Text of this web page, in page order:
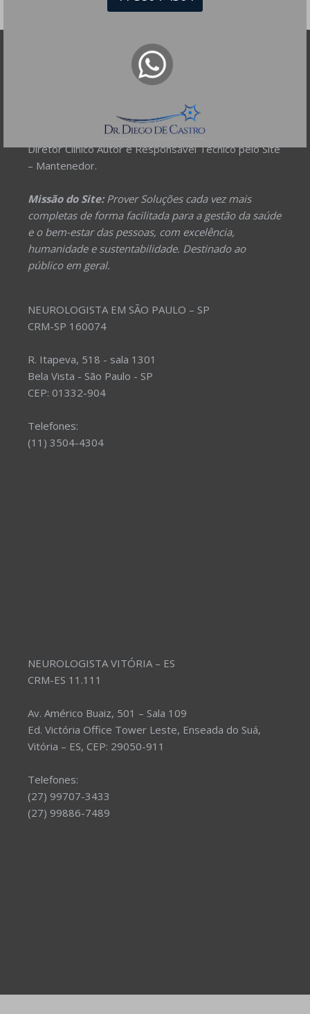
DR DIEGO DE CASTRO
Neurofisiologia clínica - RQE 74154
Neurologia - RQE 74153
Diretor Clínico Autor e Responsável Técnico pelo Site
– Mantenedor.
Missão do Site:Prover Soluções cada vez mais
completas de forma facilitada para a gestão da saúde
e o bem-estar das pessoas, com excelência,
humanidade e sustentabilidade. Destinado ao
público em geral.
NEUROLOGISTA EM SÃO PAULO – SP
CRM-SP 160074
R. Itapeva, 518 - sala 1301
Bela Vista - São Paulo - SP
CEP: 01332-904
Telefones:
(11) 3504-4304
NEUROLOGISTA VITÓRIA – ES
CRM-ES 11.111
Av. Américo Buaiz, 501 – Sala 109
Ed. Victória Office Tower Leste, Enseada do Suá,
Vitória – ES, CEP: 29050-911
Telefones:
(27) 99707-3433
(27) 99886-7489